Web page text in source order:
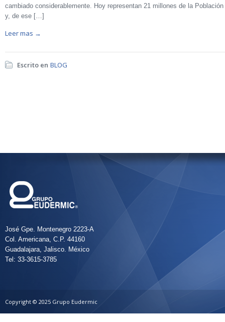
cambiado considerablemente. Hoy representan 21 millones de la
y, de ese […]
Leer mas →
Escrito en BLOG
José Gpe. Montenegro 2223-A
Col. Americana, C.P. 44160
Guadalajara, Jalisco. México
Tel: 33-3615-3785
Copyright © 2025 Grupo Eudermic